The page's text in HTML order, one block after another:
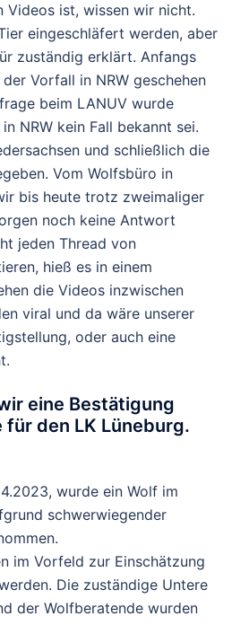
Videos ist, wissen wir nicht.
eingeschläfert werden, aber
zuständig erklärt. Anfangs
Vorfall in NRW geschehen
beim LANUV wurde
NRW kein Fall bekannt sei.
und schließlich die
Vom Wolfsbüro in
bis heute trotz zweimaliger
noch keine Antwort
jeden Thread von
hieß es in einem
die Videos inzwischen
viral und da wäre unserer
oder auch eine
eine Bestätigung
den LK Lüneburg.
wurde ein Wolf im
schwerwiegender
im Vorfeld zur Einschätzung
Die zuständige Untere
der Wolfberatende wurden